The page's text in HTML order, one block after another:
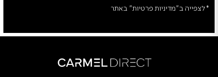
*לצפייה ב"מדיניות פרטיות" באתר